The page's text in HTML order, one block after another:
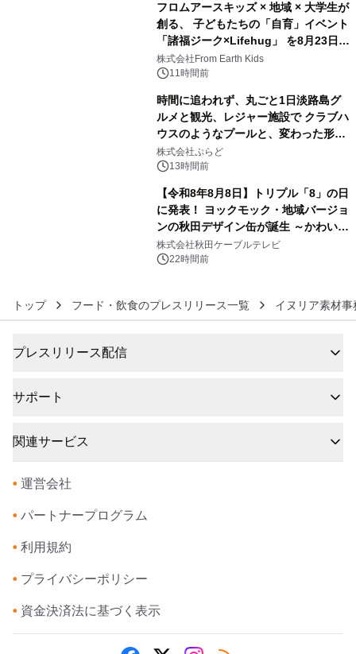
フロムアースキッズ × 地域 × 大学生が
創る、 子どもたちの「自育」イベント
「諸福ジーク×Lifehug」 を8月23日
(日)開催
株式会社From Earth Kids
11時間前
時間に追われず、丸ごと1日淡路島グ
ルメと観光、レジャー施設で クラブハ
ウスのようなプールと、変わった形の
サウナも 「THE BOXY AWAJI」のお
得な素泊まり連泊プランで
株式会社ぷらど
13時間前
【令和8年8月8日】トリプル「8」の日
に発表！ ヨックモック・地域バージョ
ンの秋田デザイン缶が誕生 ～かわいい
秋田犬の子犬と秋田の四季と名所を巡
るパッケージ～ 9月1日(火)秋田県内で
株式会社秋田ケーブルテレビ
22時間前
トップ フード・飲食のプレスリリース一覧 イヌリア素材事
プレスリリース配信
サポート
関連サービス
• 運営会社
• パートナープログラム
• 利用規約
• プライバシーポリシー
• 資金決済法に基づく表示